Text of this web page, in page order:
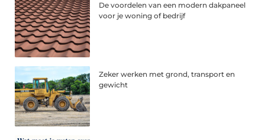
De voordelen van een modern dakpaneel
voor je woning of bedrijf
Zeker werken met grond, transport en
gewicht